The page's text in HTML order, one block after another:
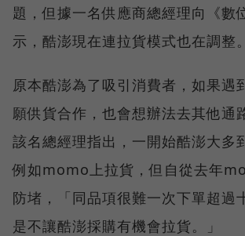
題，但據一名供應商總經理向《數
示，酷澎現在連拉貨模式也在調整。
原本酷澎為了吸引消費者，如果遇
願供貨合作，也會想辦法去其他通
該名總經理指出，一開始酷澎大多
例如momo上拉貨，但自從去年
防堵，「同品項很難一次下單超過
是不讓酷澎採購有機會拉貨。」